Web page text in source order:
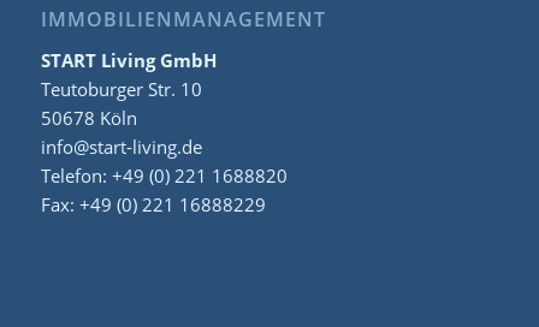
IMMOBILIENMANAGEMENT
START Living GmbH
Teutoburger Str. 10
50678 Köln
info@start-living.de
Telefon: +49 (0) 221 1688820
Fax: +49 (0) 221 16888229